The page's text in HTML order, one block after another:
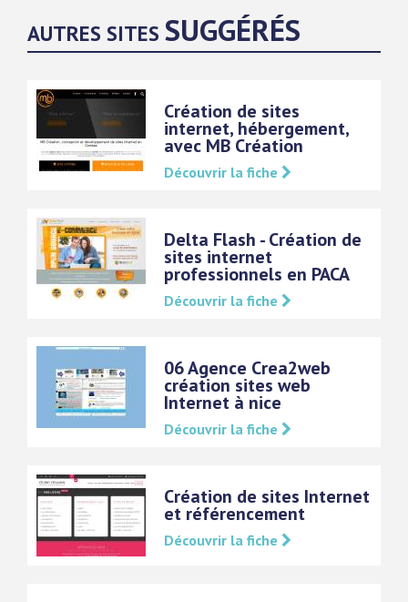
AUTRES SITES SUGGÉRÉS
Création de sites
internet, hébergement,
avec MB Création
Découvrir la fiche
Delta Flash - Création de
sites internet
professionnels en PACA
Découvrir la fiche
06 Agence Crea2web
création sites web
Internet à nice
Découvrir la fiche
Création de sites Internet
et référencement
Découvrir la fiche